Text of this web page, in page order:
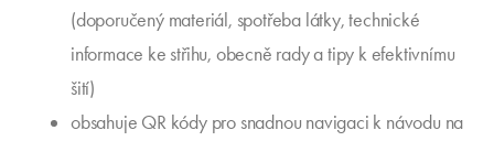
(doporučený materiál, spotřeba látky, technické
informace ke střihu, obecně rady a tipy k efektivnímu
šití)
obsahuje QR kódy pro snadnou navigaci k návodu na